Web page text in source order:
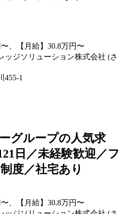
〜、【月給】30.8万円〜
ッジソリューション株式会社 (さ
455-1
グループの人気求
日／未経験歓迎／フ
度／社宅あり
〜、【月給】30.8万円〜